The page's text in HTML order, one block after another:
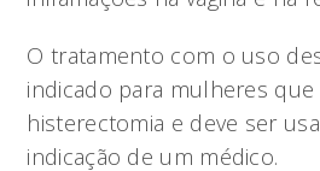
O tratamento com o uso
indicado para mulheres
histerectomia e deve ser
indicação de um médico.